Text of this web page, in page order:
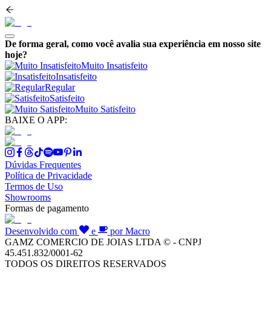
De forma geral, como você avalia sua experiência em nosso site
hoje?
Muito Insatisfeito
Insatisfeito
Regular
Satisfeito
Muito Satisfeito
BAIXE O APP:
Dúvidas Frequentes
Política de Privacidade
Termos de Uso
Showrooms
Formas de pagamento
Desenvolvido com e
por Macro
GAMZ COMERCIO DE JOIAS LTDA © - CNPJ
45.451.832/0001-62
TODOS OS DIREITOS RESERVADOS